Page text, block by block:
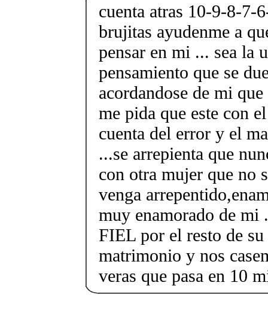
cuenta atras 10-9-8-7-
brujitas ayudenme a
pensar en mi ... sea la
pensamiento que se
acordandose de mi
me pida que este con
cuenta del error y el
...se arrepienta que
con otra mujer que no
venga
muy enamorado de
FIEL por el resto de
matrimonio y nos
veras que pasa en 10